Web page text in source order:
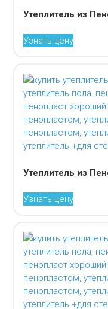
Утеплитель из
Узнать цену
Утеплитель из
Узнать цену